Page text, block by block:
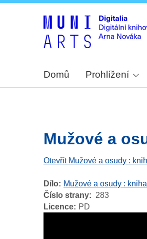
Domů Prohlížení
Mužové a
Otevřít Mužové a osudy :
Dílo
Mužové a osudy :
Číslo strany
283
Licence
PD